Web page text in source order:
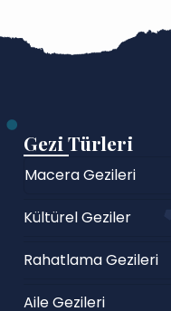
Gezi Türleri
Macera Gezileri
Kültürel Geziler
Rahatlama Gezileri
Aile Gezileri